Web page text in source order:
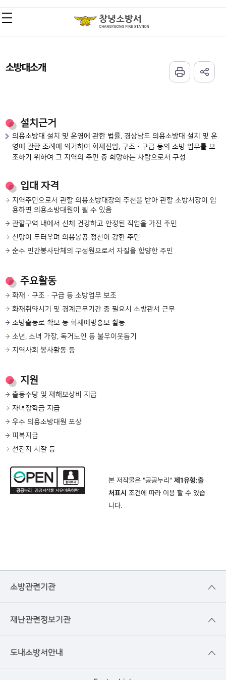
소방대소개
설치근거
의용소방대 설치 및 운영에 관한 법률, 경상남도 의용소방대 설치 및 운
영에 관한 조례에 의거하여 화재진압, 구조·구급 등의 소방 업무를 보
조하기 위하여 그 지역의 주민 중 희망하는 사람으로서 구성
입대 자격
지역주민으로서 관할 의용소방대장의 추천을 받아 관할 소방서장이 임
용하면 의용소방대원이 될 수 있음
관할구역 내에서 신체 건강하고 안정된 직업을 가진 주민
신망이 두터우며 의용봉공 정신이 강한 주민
순수 민간봉사단체의 구성원으로서 자질을 함양한 주민
주요활동
화재·구조·구급 등 소방업무 보조
화재취약시기 및 경계근무기간 중 필요시 소방관서 근무
소방출동로 확보 등 화재예방홍보 활동
소년, 소녀 가장, 독거노인 등 불우이웃돕기
지역사회 봉사활동 등
지원
출동수당 및 재해보상비 지급
자녀장학금 지급
우수 의용소방대원 포상
피복지급
선진지 시찰 등
본 저작물은 "공공누리" 제1유형:출
처표시 조건에 따라 이용 할 수 있습
니다.
소방관련기관
재난관련정보기관
도내소방서안내